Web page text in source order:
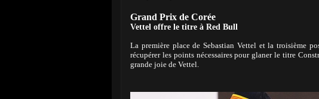
Grand Prix de Corée
Vettel offre le titre à Red Bull
La première place de Sebastian Vettel et la troisième
récupérer les points nécessaires pour glaner le titre
grande joie de Vettel.